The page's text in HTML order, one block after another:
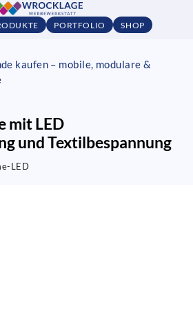
PORTFOLIO SHOP
kaufen – mobile, modulare &
mit LED
und Textilbespannung
LED